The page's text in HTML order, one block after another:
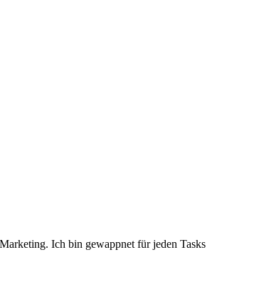
Ich bin gewappnet für jeden Tasks